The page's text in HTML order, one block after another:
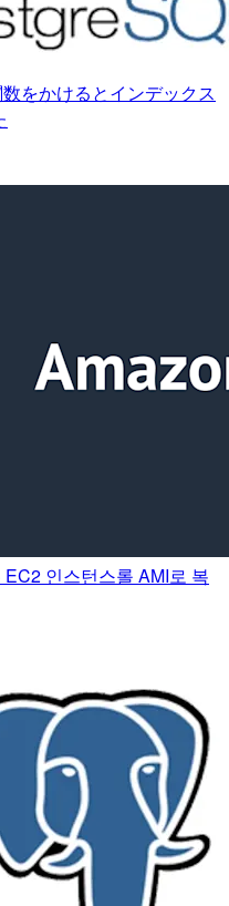
をかけるとインデックス
인스턴스롤 AMI로 복